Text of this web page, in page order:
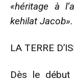
«héritage à
kehilat Jacob».
LA TERRE
Dès le début